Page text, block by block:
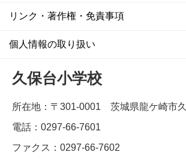
リンク・著作権・免責事項
個人情報の取り扱い
久保台小学校
所在地：〒301-0001 茨城県龍ケ崎市
電話：0297-66-7601
ファクス：0297-66-7602